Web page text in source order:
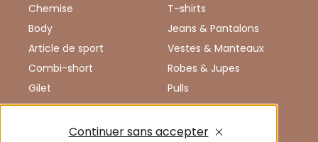
Chemise
Body
Article de sport
Combi-short
Gilet
Débardeur
Combinaison
T-shirts
Jeans & Pantalons
Vestes & Manteaux
Robes & Jupes
Pulls
Chaussures
Enfants
Continuer sans accepter